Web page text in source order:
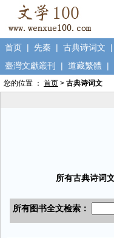
首页 | 先秦 | 古典诗词文 |
臺灣文獻叢刊
| 道藏繁體 |
您的位置 ： 首页 > 古典诗词文